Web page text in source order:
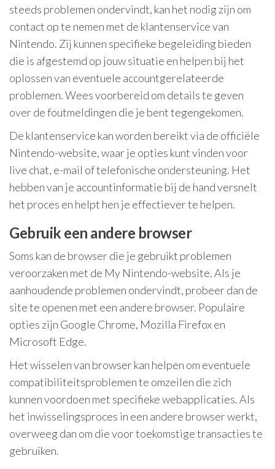
steeds problemen ondervindt, kan het nodig zijn om
contact op te nemen met de klantenservice van
Nintendo. Zij kunnen specifieke begeleiding bieden
die is afgestemd op jouw situatie en helpen bij het
oplossen van eventuele accountgerelateerde
problemen. Wees voorbereid om details te geven
over de foutmeldingen die je bent tegengekomen.
De klantenservice kan worden bereikt via de officiële
Nintendo-website, waar je opties kunt vinden voor
live chat, e-mail of telefonische ondersteuning. Het
hebben van je accountinformatie bij de hand versnelt
het proces en helpt hen je effectiever te helpen.
Gebruik een andere browser
Soms kan de browser die je gebruikt problemen
veroorzaken met de My Nintendo-website. Als je
aanhoudende problemen ondervindt, probeer dan de
site te openen met een andere browser. Populaire
opties zijn Google Chrome, Mozilla Firefox en
Microsoft Edge.
Het wisselen van browser kan helpen om eventuele
compatibiliteitsproblemen te omzeilen die zich
kunnen voordoen met specifieke webapplicaties. Als
het inwisselingsproces in een andere browser werkt,
overweeg dan om die voor toekomstige transacties te
gebruiken.